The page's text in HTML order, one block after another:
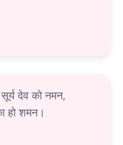
देव को नमन,
हो शमन।